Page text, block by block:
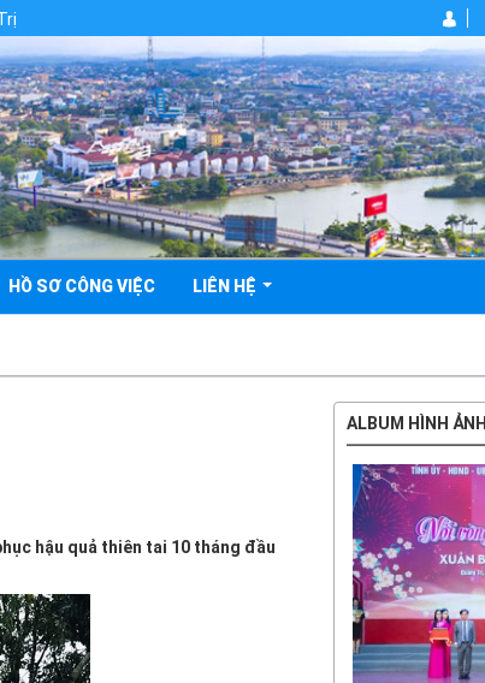
HỒ SƠ CÔNG VIỆC LIÊN HỆ
hậu quả thiên tai 10 tháng đầu
ALBUM HÌNH ẢNH